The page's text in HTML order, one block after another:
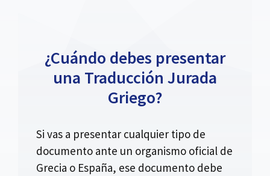
¿Cuándo debes presentar
una Traducción Jurada
Griego?
Si vas a presentar cualquier tipo de
documento ante un organismo oficial de
Grecia o España, ese documento debe